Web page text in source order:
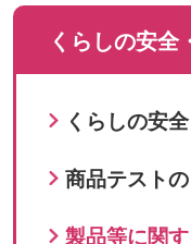
くらしの安全
くらしの安
商品テスト
製品等に関